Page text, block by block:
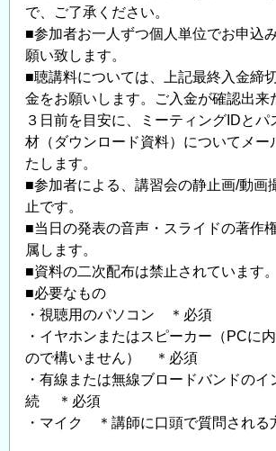
で、ご了承ください。
■参加者お一人ずつ個人単位でお申込
願い致します。
■聴講料については、上記最終入金締
金をお願いします。ご入金が確認出来
３日前を目安に、ミーティングIDとパ
材（ダウンロード資料）についてメー
たします。
■参加者による、講習会の静止画/動画
止です。
■当日の発表の音声・スライドの著作
属します。
■資料の二次配布は禁止されています。
■必要なもの
・視聴用のパソコン ＊必須
・イヤホンまたはスピーカー（PCに
ので構いません） ＊必須
・有線または無線ブロードバンドの
続 ＊必須
・マイク ＊講師に口頭で質問される